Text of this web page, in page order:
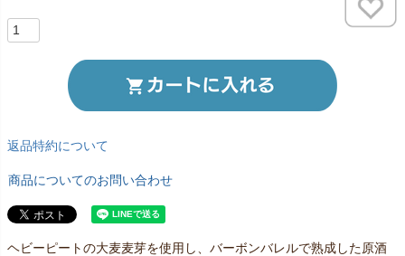
返品特約について
商品についてのお問い合わせ
ヘビーピートの大麦麦芽を使用し、バーボンバレルで熟成した原酒